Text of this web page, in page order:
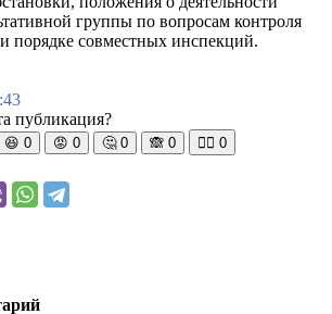
группы по вопросам контроля
порядке совместных инспекций.
публикация?
😆 0 😡 0 🤔 0 🙈 0 🧘‍♀️ 0